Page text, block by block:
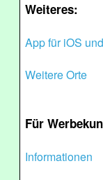
Weiteres:
App für iOS
Weitere Orte
Für
Informationen